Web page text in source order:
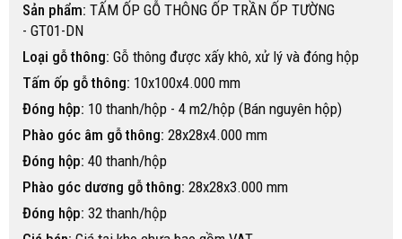
Sản phẩm: TẤM ỐP GỖ THÔNG ỐP TRẦN ỐP TƯỜNG
- GT01-DN
Loại gỗ thông: Gỗ thông được xấy khô, xử lý và đóng hộp
Tấm ốp gỗ thông: 10x100x4.000 mm
Đóng hộp: 10 thanh/hộp - 4 m2/hộp (Bán nguyên hộp)
Phào góc âm gỗ thông: 28x28x4.000 mm
Đóng hộp: 40 thanh/hộp
Phào góc dương gỗ thông: 28x28x3.000 mm
Đóng hộp: 32 thanh/hộp